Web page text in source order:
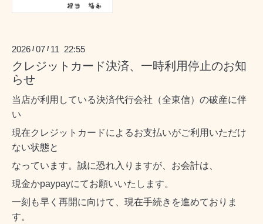
2026 /07 / 11 22:55
クレジットカード決済、一時利用停止のお知
らせ
当店が利用している決済代行会社（全東信）の破産に伴
い
現在クレジットカードによるお支払いがご利用いただけ
ない状態と
なっています。誠に恐れ入りますが、お会計は、
現金かpaypayにてお願いいたします。
一刻も早く再開に向けて、現在手続きを進めておりま
す。